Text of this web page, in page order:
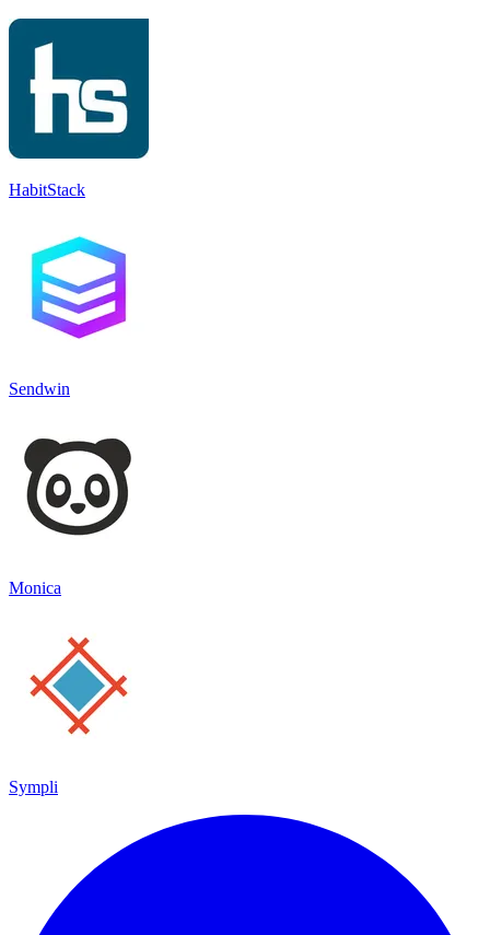
HabitStack
Sendwin
Monica
Sympli